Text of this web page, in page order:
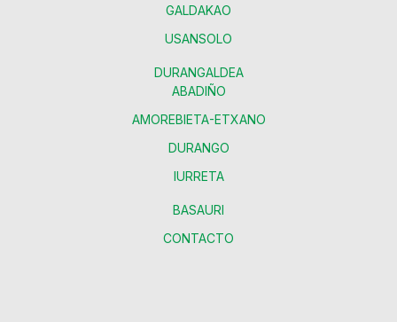
GALDAKAO
USANSOLO
DURANGALDEA
ABADIÑO
AMOREBIETA-ETXANO
DURANGO
IURRETA
BASAURI
CONTACTO